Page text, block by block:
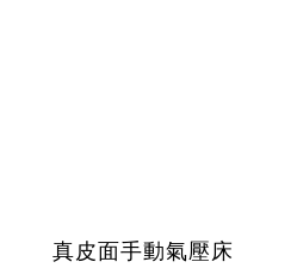
真皮面手動氣壓床